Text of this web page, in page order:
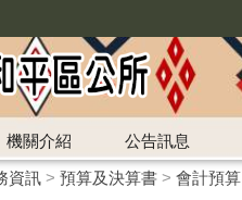
機關介紹 公告訊息
資訊> 預算及決算書> 會計預算